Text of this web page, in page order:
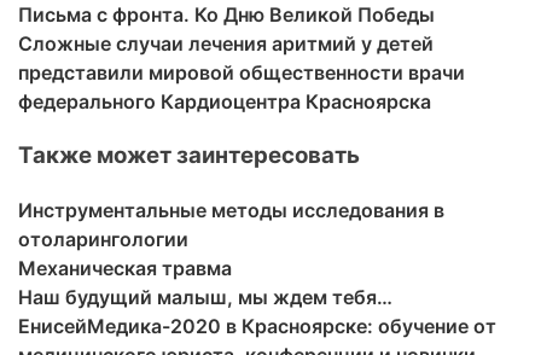
Письма с фронта. Ко Дню Великой Победы
Сложные случаи лечения аритмий у детей
представили мировой общественности врачи
федерального Кардиоцентра Красноярска
Также может заинтересовать
Инструментальные методы исследования в
отоларингологии
Механическая травма
Наш будущий малыш, мы ждем тебя…
ЕнисейМедика-2020 в Красноярске: обучение от